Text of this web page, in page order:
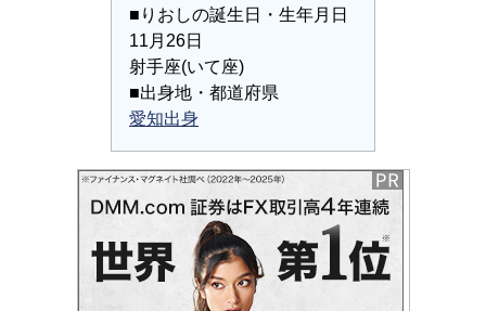
■りおしの誕生日・生年月日
11月26日
射手座(いて座)
■出身地・都道府県
愛知出身